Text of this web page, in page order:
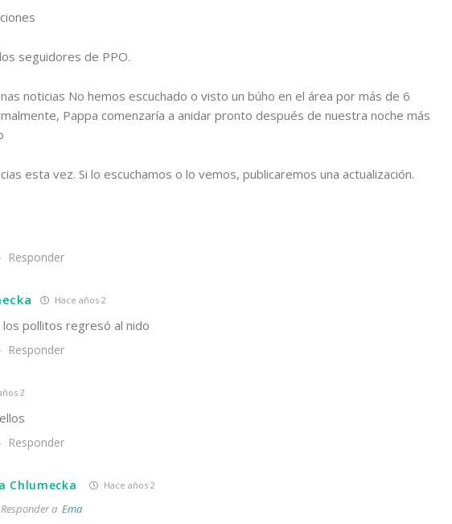
seguidores de PPO.
noticias No hemos escuchado o visto un búho en el área por más de 6
Pappa comenzaría a anidar pronto después de nuestra noche más
esta vez. Si lo escuchamos o lo vemos, publicaremos una actualización.
Responder
Hace años 2
los pollitos regresó al nido
Responder
2
Responder
Chlumecka Hace años 2
Responder a Ema